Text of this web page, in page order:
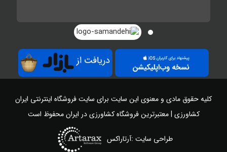
کلیه حقوق مادی و معنوی این سایت برای سایتفروشگاه اینترنتی ایران
کشاورزی | معتبرترین فروشگاه کشاورزی در ایرانمحفوظ است
طراحی سایت :آرتاراکس